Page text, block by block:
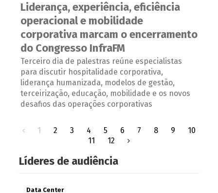
Liderança, experiência, eficiência
operacional e mobilidade
corporativa marcam o encerramento
do Congresso InfraFM
Terceiro dia de palestras reúne especialistas
para discutir hospitalidade corporativa,
liderança humanizada, modelos de gestão,
terceirização, educação, mobilidade e os novos
desafios das operações corporativas
1 2 3 4 5 6 7 8 9
10
11
12
Líderes de audiência
Data Center